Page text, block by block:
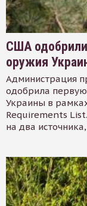
США
оружия
Администрация
одобрила
Украины в
Requirements
на два